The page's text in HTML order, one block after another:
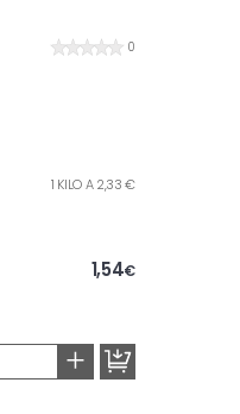
0
1 KILO A 2,33 €
1,54€
+